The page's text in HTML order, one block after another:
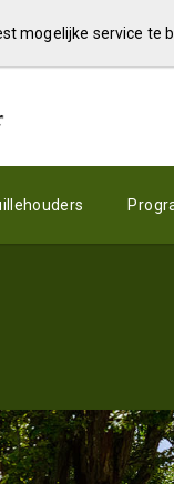
mogelijke service te